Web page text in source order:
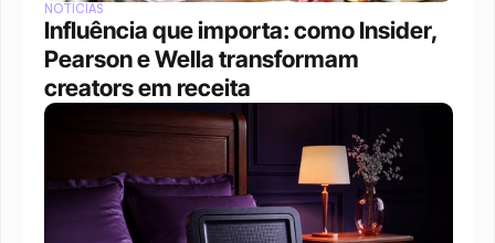
NOTÍCIAS
Influência que importa: como Insider,
Pearson e Wella transformam
creators em receita